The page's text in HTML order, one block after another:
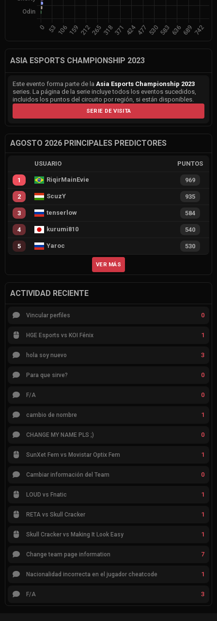
ASIA ESPORTS CHAMPIONSHIP 2023
Este evento forma parte de la Asia Esports Championship 2023
series. La página de la serie incluye todos los eventos sucedidos,
incluidos los puntos del circuito por región, si están disponibles.
SERIE DE VISITA
AGOSTO 2026 PRINCIPALES PREDICTORES
USUARIO PUNTOS
1 RiqirMainEvie 969
2 ScuzY 935
3 tenserlow 584
4 kurumi810 540
5 Yaroc 530
VER MÁS
ACTIVIDAD RECIENTE
Vincular perfiles 0
HGE Esports vs KOI Fénix 1
hola soy nuevo 3
Para que sirve? 0
F/A 0
cambio de nombre 1
CHANGE MY NAME PLS ;) 0
SunXet Fem vs Movistar Optix Fem 1
Cambiar información del Team 0
LOUD vs Fnatic 1
RETA vs Skull Cracker 1
Skull Cracker vs Making It Look Easy 1
Change team page information 7
Nacionalidad incorrecta en el jugador cheatcode 1
F/A 3